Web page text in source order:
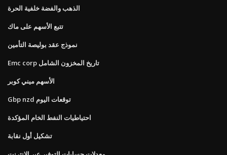
الذهب والفضة خلفية الحرة
تتبع الأسهم على ماك
نموذج عقد بوليصة التأمين
Emc corp تاريخ المخزون الشامل
الأسهم ميني كوبر
Gbp nzd توقعات اليوم
احتياطيات النفط الخام المؤكدة
تشكيل أول نقابة